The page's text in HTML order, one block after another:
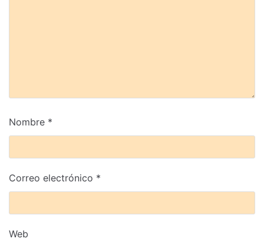
Nombre *
Correo electrónico *
Web